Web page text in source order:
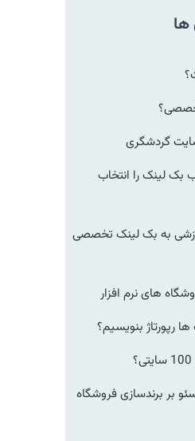
گردشگری
لینک را انتخاب
به بک لینک تخصصی
های نرم افزار
رپورتاژ بنویسیم؟
بر برندسازی فروشگاه